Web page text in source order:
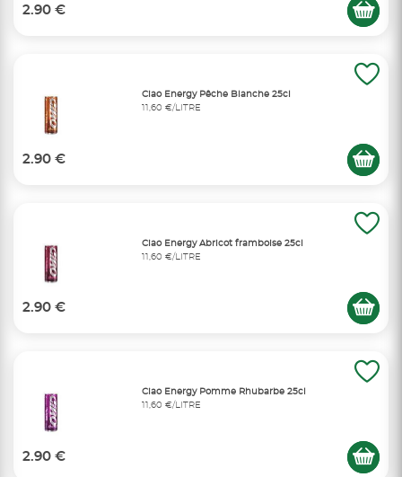
2.90 €
Ciao Energy Pêche Blanche 25cl
11,60 €/LITRE
2.90 €
Ciao Energy Abricot framboise 25cl
11,60 €/LITRE
2.90 €
Ciao Energy Pomme Rhubarbe 25cl
11,60 €/LITRE
2.90 €